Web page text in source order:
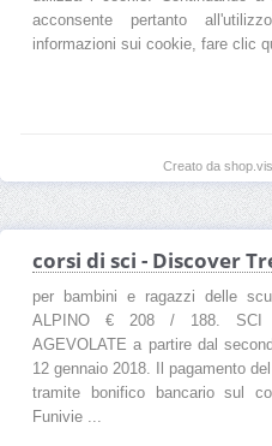
acconsente pertanto
informazioni sui cookie, fare clic
Creato da
corsi di sci - Discover
per bambini e ragazzi delle
ALPINO € 208 / 188. SCI
AGEVOLATE a partire dal
12 gennaio 2018. Il pagamento
tramite bonifico bancario sul
Funivie ...